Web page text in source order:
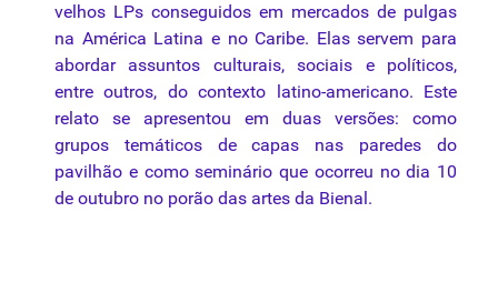
velhos LPs conseguidos em mercados de pulgas
na América Latina e no Caribe. Elas servem para
abordar assuntos culturais, sociais e políticos,
entre outros, do contexto latino-americano. Este
relato se apresentou em duas versões: como
grupos temáticos de capas nas paredes do
pavilhão e como seminário que ocorreu no dia 10
de outubro no porão das artes da Bienal.